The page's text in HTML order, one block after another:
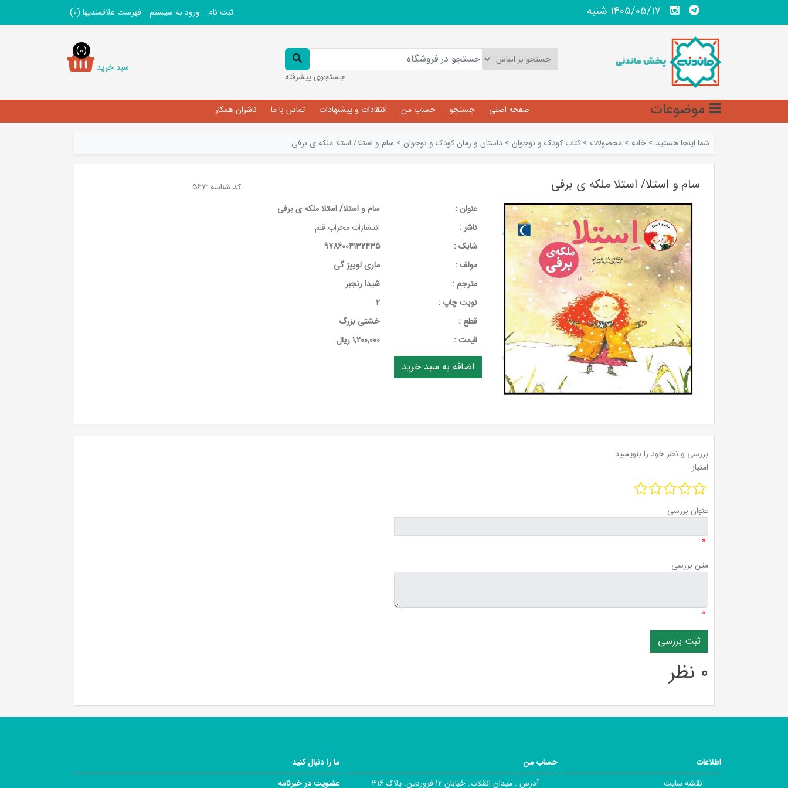
1405/05/17 شنبه ثبت نام ورود به سیستم فهرست علاقمندیها (0)
جستجوی پیشرفته
سبد خرید
(0)
موضوعات صفحه اصلی جستجو حساب من انتقادات و پیشنهادات تماس با ما ناشران همکار
شما اینجا هستید > خانه > محصولات > کتاب کودک و نوجوان > داستان و رمان کودک و نوجوان > سام و استلا/ استلا ملکه ی برفی
سام و استلا/ استلا ملکه ی برفی کد شناسه :567
عنوان :
سام و استلا/ استلا ملکه ی برفی
ناشر :
انتشارات محراب قلم
شابک :
9786004132435
مولف :
ماری لوییز گی
مترجم :
شیدا رنجبر
نوبت چاپ :
2
قطع :
خشتی بزرگ
قيمت :
1,200,000 ریال
بررسی و نظر خود را بنویسید
امتیاز
عنوان بررسی
*
متن بررسی
*
0 نظر
اطلاعات
نقشه سایت
حساب من
آدرس : میدان انقلاب. خیابان ۱۲ فروردین. پلاک ۳۱۶
ما را دنبال کنید
عضویت در خبرنامه